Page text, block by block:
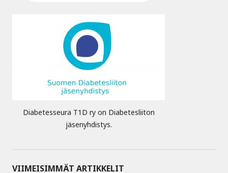
Diabetesseura T1D ry on Diabetesliiton
jäsenyhdistys.
VIIMEISIMMÄT ARTIKKELIT